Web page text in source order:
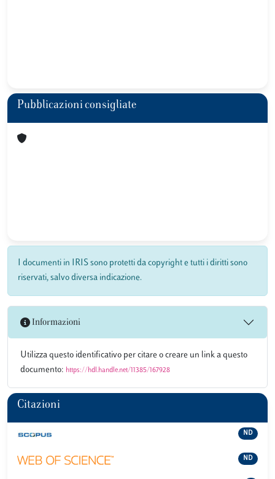
Pubblicazioni consigliate
I documenti in IRIS sono protetti da copyright e tutti i diritti sono
riservati, salvo diversa indicazione.
Informazioni
Utilizza questo identificativo per citare o creare un link a questo
documento: https://hdl.handle.net/11385/167928
Citazioni
ND
ND